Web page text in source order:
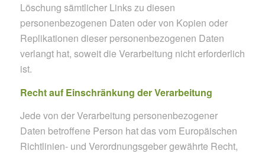
Löschung sämtlicher Links zu diesen
personenbezogenen Daten oder von Kopien oder
Replikationen dieser personenbezogenen Daten
verlangt hat, soweit die Verarbeitung nicht erforderlich
ist.
Recht auf Einschränkung der Verarbeitung
Jede von der Verarbeitung personenbezogener
Daten betroffene Person hat das vom Europäischen
Richtlinien- und Verordnungsgeber gewährte Recht,